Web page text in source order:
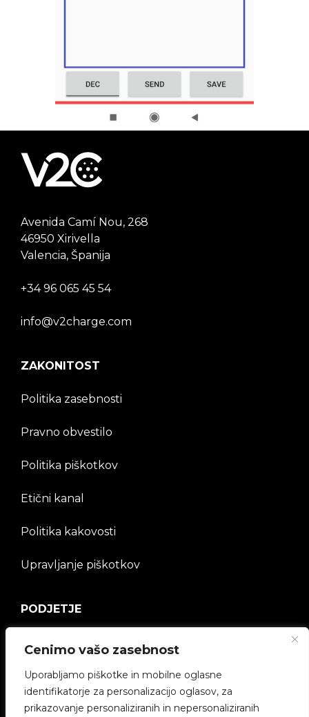
Cenimo vašo zasebnost
Uporabljamo piškotke in mobilne oglasne
identifikatorje za personalizacijo oglasov, za
prikazovanje personaliziranih in nepersonaliziranih
Avenida Camí Nou, 268
46950 Xirivella
Valencia, Španija
+34 96 065 45 54
info@v2charge.com
ZAKONITOST
Politika zasebnosti
Pravno obvestilo
Politika piškotkov
Etični kanal
Politika kakovosti
Upravljanje piškotkov
PODJETJE
Skupnost V2C
Delaj z nami
e-Chargers